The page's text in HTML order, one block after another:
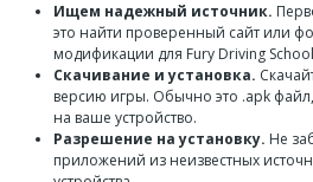
Ищем надежный источник.
это найти проверенный сайт или
модификации для Fury Driving
Скачивание и установка.
версию игры. Обычно это .apk
на ваше устройство.
Разрешение на установку. Не
приложений из неизвестных